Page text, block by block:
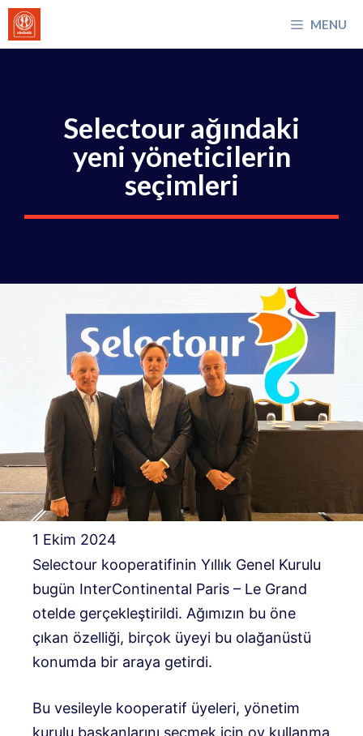
İçeriğe
atla
MENU
Selectour ağındaki
yeni yöneticilerin
seçimleri
1 Ekim 2024
Selectour kooperatifinin Yıllık Genel Kurulu
bugün InterContinental Paris – Le Grand
otelde gerçekleştirildi. Ağımızın bu öne
çıkan özelliği, birçok üyeyi bu olağanüstü
konumda bir araya getirdi.
Bu vesileyle kooperatif üyeleri, yönetim